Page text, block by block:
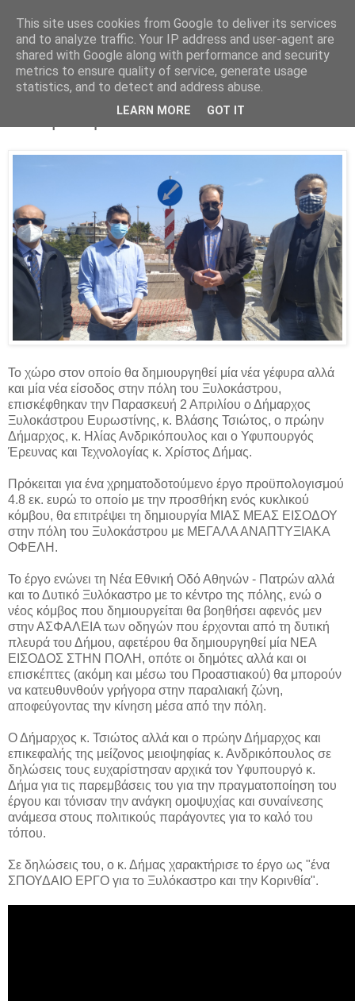
Parakato.gr
Ένα σπουδαίο έργο για το Ξυλόκαστρο
και την Κορινθία - ΒΙΝΤΕΟ
Το χώρο στον οποίο θα δημιουργηθεί μία νέα γέφυρα αλλά
και μία νέα είσοδος στην πόλη του Ξυλοκάστρου,
επισκέφθηκαν την Παρασκευή 2 Απριλίου ο Δήμαρχος
Ξυλοκάστρου Ευρωστίνης, κ. Βλάσης Τσιώτος, ο πρώην
Δήμαρχος, κ. Ηλίας Ανδρικόπουλος και ο Υφυπουργός
Έρευνας και Τεχνολογίας κ. Χρίστος Δήμας.
Πρόκειται για ένα χρηματοδοτούμενο έργο προϋπολογισμού
4.8 εκ. ευρώ το οποίο με την προσθήκη ενός κυκλικού
κόμβου, θα επιτρέψει τη δημιουργία ΜΙΑΣ ΜΕΑΣ ΕΙΣΟΔΟΥ
στην πόλη του Ξυλοκάστρου με ΜΕΓΑΛΑ ΑΝΑΠΤΥΞΙΑΚΑ
ΟΦΕΛΗ.
Το έργο ενώνει τη Νέα Εθνική Οδό Αθηνών - Πατρών αλλά
και το Δυτικό Ξυλόκαστρο με το κέντρο της πόλης, ενώ ο
νέος κόμβος που δημιουργείται θα βοηθήσει αφενός μεν
στην ΑΣΦΑΛΕΙΑ των οδηγών που έρχονται από τη δυτική
πλευρά του Δήμου, αφετέρου θα δημιουργηθεί μία ΝΕΑ
ΕΙΣΟΔΟΣ ΣΤΗΝ ΠΟΛΗ, οπότε οι δημότες αλλά και οι
επισκέπτες (ακόμη και μέσω του Προαστιακού) θα μπορούν
να κατευθυνθούν γρήγορα στην παραλιακή ζώνη,
αποφεύγοντας την κίνηση μέσα από την πόλη.
Ο Δήμαρχος κ. Τσιώτος αλλά και ο πρώην Δήμαρχος και
επικεφαλής της μείζονος μειοψηφίας κ. Ανδρικόπουλος σε
δηλώσεις τους ευχαρίστησαν αρχικά τον Υφυπουργό κ.
Δήμα για τις παρεμβάσεις του για την πραγματοποίηση του
έργου και τόνισαν την ανάγκη ομοψυχίας και συναίνεσης
ανάμεσα στους πολιτικούς παράγοντες για το καλό του
τόπου.
Σε δηλώσεις του, ο κ. Δήμας χαρακτήρισε το έργο ως "ένα
ΣΠΟΥΔΑΙΟ ΕΡΓΟ για το Ξυλόκαστρο και την Κορινθία".
This site uses cookies from Google to deliver its services
and to analyze traffic. Your IP address and user-agent are
shared with Google along with performance and security
metrics to ensure quality of service, generate usage
statistics, and to detect and address abuse.
LEARN MORE GOT IT